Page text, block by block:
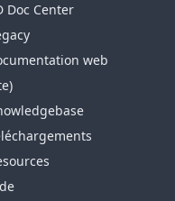
Doc Center
web